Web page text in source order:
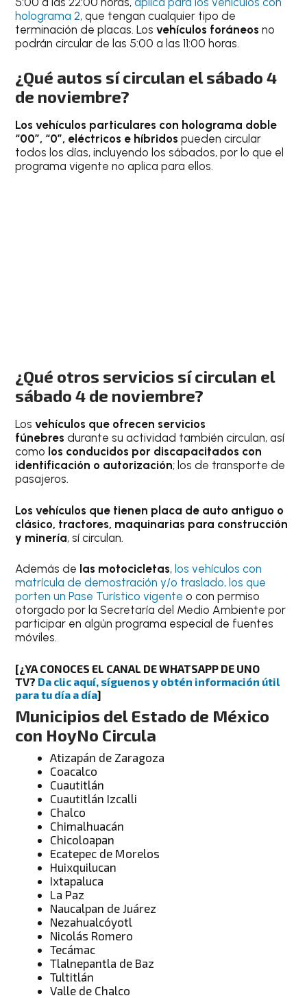
holograma 2, que tengan cualquier tipo de
terminación de placas. Losvehículos foráneosno
podrán circular de las 5:00 a las 11:00 horas.
¿Qué autos sí circulan el sábado4
de noviembre?
Los vehículos particulares con holograma doble
“00”, “0”, eléctricos e híbridospueden circular
todos los días, incluyendo los sábados, por lo que el
programa vigente no aplica para ellos.
¿Qué otros servicios sí circulan el
sábado4 de noviembre?
Losvehículos que ofrecen servicios
fúnebresdurante su actividad también circulan, así
como los conducidos por discapacitados con
identificación o autorización; los de transporte de
pasajeros.
Los vehículos que tienen placa de auto antiguo o
clásico, tractores, maquinarias para construcción
y minería, sí circulan.
Además de las motocicletas, los vehículos con
matrícula de demostración y/o traslado, los que
porten un Pase Turístico vigenteo con permiso
otorgado por la Secretaría del Medio Ambiente por
participar en algún programa especial de fuentes
móviles.
[¿YA CONOCES EL CANAL DE WHATSAPP DE UNO
TV? Da clic aquí, síguenos y obtén información útil
para tu día a día]
Municipios del Estado de México
con HoyNo Circula
Atizapán de Zaragoza
Coacalco
Cuautitlán
Cuautitlán Izcalli
Chalco
Chimalhuacán
Chicoloapan
Ecatepec de Morelos
Huixquilucan
Ixtapaluca
La Paz
Naucalpan de Juárez
Nezahualcóyotl
Nicolás Romero
Tecámac
Tlalnepantla de Baz
Tultitlán
Valle de Chalco